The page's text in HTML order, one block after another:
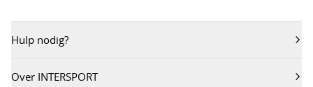
Hulp nodig?
Over INTERSPORT